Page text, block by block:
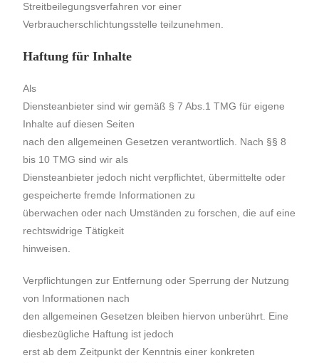
Streitbeilegungsverfahren vor einer
Verbraucherschlichtungsstelle teilzunehmen.
Haftung für Inhalte
Als
Diensteanbieter sind wir gemäß § 7 Abs.1 TMG für eigene
Inhalte auf diesen Seiten
nach den allgemeinen Gesetzen verantwortlich. Nach §§ 8
bis 10 TMG sind wir als
Diensteanbieter jedoch nicht verpflichtet, übermittelte oder
gespeicherte fremde Informationen zu
überwachen oder nach Umständen zu forschen, die auf eine
rechtswidrige Tätigkeit
hinweisen.
Verpflichtungen zur Entfernung oder Sperrung der Nutzung
von Informationen nach
den allgemeinen Gesetzen bleiben hiervon unberührt. Eine
diesbezügliche Haftung ist jedoch
erst ab dem Zeitpunkt der Kenntnis einer konkreten